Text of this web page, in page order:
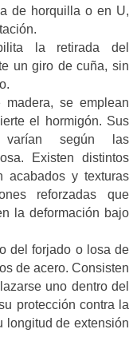
de horquilla o en U,
la retirada del
un giro de cuña, sin
madera, se emplean
el hormigón. Sus
varían según las
Existen distintos
acabados y texturas
reforzadas que
la deformación bajo
del forjado o losa de
de acero. Consisten
uno dentro del
protección contra la
longitud de extensión